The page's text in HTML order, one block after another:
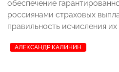
обеспечение
россиянами страховых
правильность исчисления
АЛЕКСАНДР КАЛИНИН